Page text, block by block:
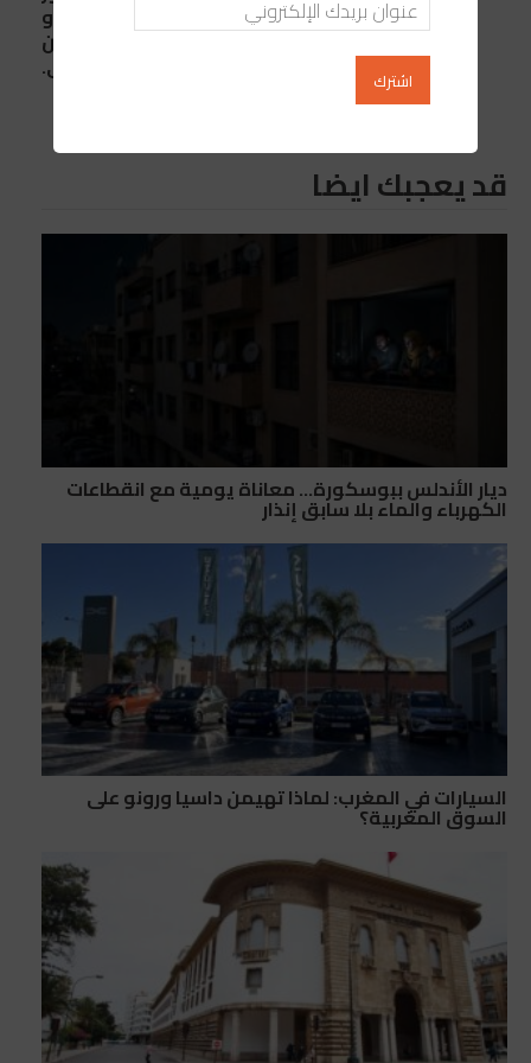
المغرب ببلاتنيوم الاختراع و
بميداليتين ذهبيتين
وثماني جوائز كبرى.
قد يعجبك ايضا
ديار الأندلس ببوسكورة… معاناة يومية مع انقطاعات
الكهرباء والماء بلا سابق إنذار
السيارات في المغرب: لماذا تهيمن داسيا ورونو على
السوق المغربية؟